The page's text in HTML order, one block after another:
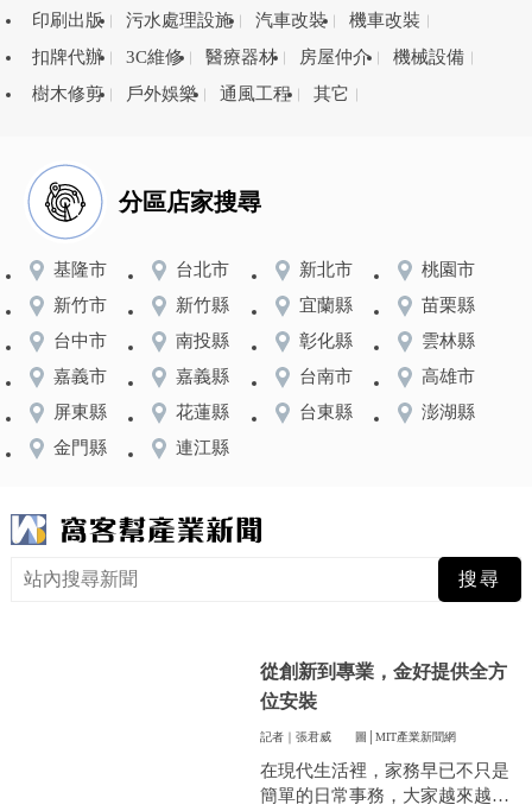
印刷出版
污水處理設施 汽車改裝
機車改裝
扣牌代辦
3C維修 醫療器材 房屋仲介
機械設備
樹木修剪
戶外娛樂 通風工程 其它
分區店家搜尋
基隆市 台北市 新北市
桃園市
新竹市
新竹縣 宜蘭縣
苗栗縣
台中市
南投縣 彰化縣
雲林縣
嘉義市
嘉義縣 台南市
高雄市
屏東縣
花蓮縣 台東縣
澎湖縣
金門縣
連江縣
從創新到專業，金好提供全方
位安裝
記者｜張君威 圖│MIT產業新聞網
在現代生活裡，家務早已不只是
簡單的日常事務，大家越來越重